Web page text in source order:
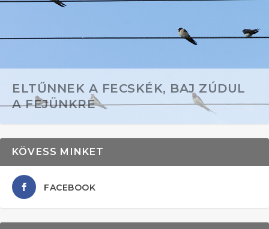
ELTŰNNEK A FECSKÉK, BAJ ZÚDUL
A FEJÜNKRE
KÖVESS MINKET
FACEBOOK